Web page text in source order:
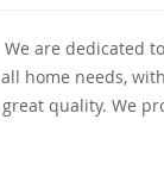
We are dedicated
all home needs,
great quality. We